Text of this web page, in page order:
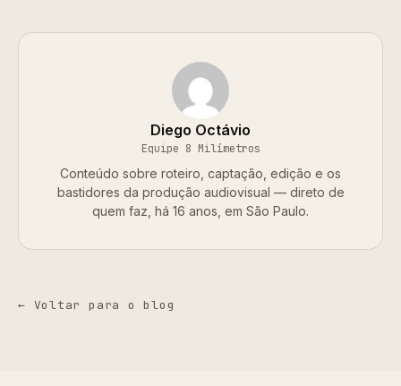
Diego Octávio
Equipe 8 Milímetros
Conteúdo sobre roteiro, captação, edição e os
bastidores da produção audiovisual — direto de
quem faz, há 16 anos, em São Paulo.
← Voltar para o blog